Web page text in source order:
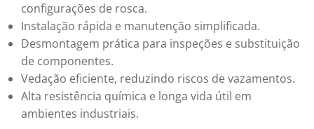
configurações de rosca.
Instalação rápida e manutenção simplificada.
Desmontagem prática para inspeções e substituição
de componentes.
Vedação eficiente, reduzindo riscos de vazamentos.
Alta resistência química e longa vida útil em
ambientes industriais.